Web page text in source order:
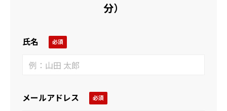
分）
氏名
メールアドレス